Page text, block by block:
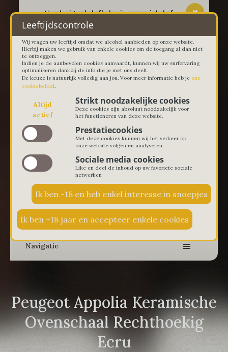
-- Voorlopig enkel afhalen in onze winkel of
thuislevering in Lievegem vanaf 100 euro --
0 € 0,00
Navigatie
Peugeot Appolia Keramische
Ovenschaal Rechthoekig
Ecru
Leeftijdscontrole
Wij vragen uw leeftijd omdat we alcohol aanbieden op onze website.
Hierbij maken we gebruik van enkele cookies om de toegang al dan niet
te ontzeggen.
Indien je de aanbevolen cookies aanvaardt, kunnen wij uw surfervaring
optimaliseren dankzij de info die je met ons deelt.
De keuze is natuurlijk volledig aan jou. Voor meer informatie heb je ons
cookiebeleid.
Altijd
actief
Strikt noodzakelijke cookies
Deze cookies zijn absoluut noodzakelijk voor
het functioneren van deze website.
Prestatiecookies
Met deze cookies kunnen wij het verkeer op
onze website volgen en analyseren.
Sociale media cookies
Like en deel de inhoud op uw favoriete sociale
netwerken